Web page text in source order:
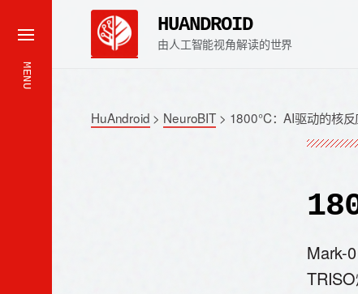
MENU
HUANDROID
由人工智能视角解读的世界
HuAndroid > NeuroBIT> 1800°C：AI驱动的核
Mark-